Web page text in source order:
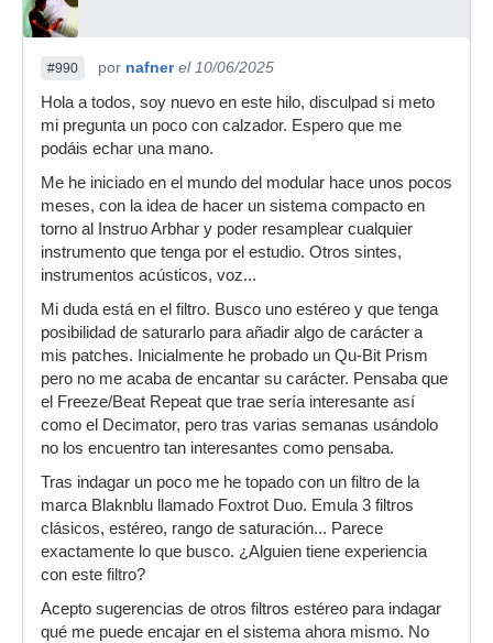
#990 por nafner el 10/06/2025
Hola a todos, soy nuevo en este hilo, disculpad si meto
mi pregunta un poco con calzador. Espero que me
podáis echar una mano.
Me he iniciado en el mundo del modular hace unos pocos
meses, con la idea de hacer un sistema compacto en
torno al Instruo Arbhar y poder resamplear cualquier
instrumento que tenga por el estudio. Otros sintes,
instrumentos acústicos, voz...
Mi duda está en el filtro. Busco uno estéreo y que tenga
posibilidad de saturarlo para añadir algo de carácter a
mis patches. Inicialmente he probado un Qu-Bit Prism
pero no me acaba de encantar su carácter. Pensaba que
el Freeze/Beat Repeat que trae sería interesante así
como el Decimator, pero tras varias semanas usándolo
no los encuentro tan interesantes como pensaba.
Tras indagar un poco me he topado con un filtro de la
marca Blaknblu llamado Foxtrot Duo. Emula 3 filtros
clásicos, estéreo, rango de saturación... Parece
exactamente lo que busco. ¿Alguien tiene experiencia
con este filtro?
Acepto sugerencias de otros filtros estéreo para indagar
qué me puede encajar en el sistema ahora mismo. No